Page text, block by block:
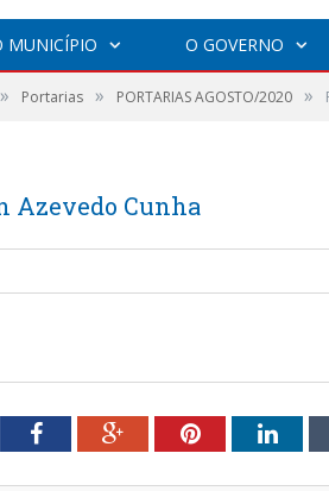
MUNICÍPIO O GOVERNO
» Portarias » PORTARIAS AGOSTO/2020 »
Azevedo Cunha
FacebookGoogle+Pinterest